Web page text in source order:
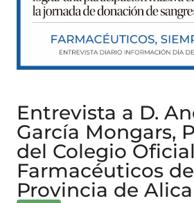
Entrevista a D.
García Mongars,
del Colegio
Farmacéuticos
Provincia de